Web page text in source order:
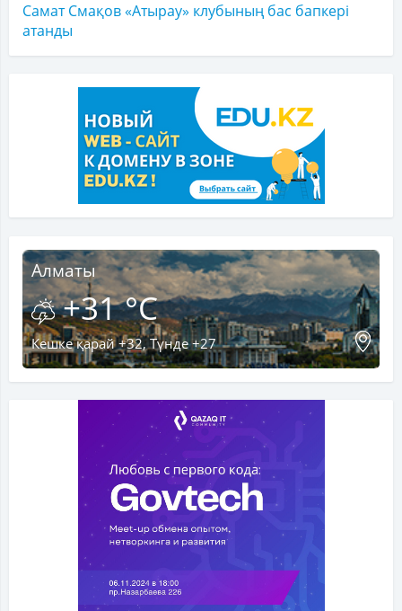
Самат Смақов «Атырау» клубының бас бапкері
атанды
Алматы
+31 °C
Кешке қарай +32, Түнде +27